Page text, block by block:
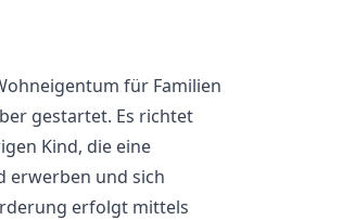
für Familien
gestartet. Es richtet
Kind, die eine
erwerben und sich
erfolgt mittels